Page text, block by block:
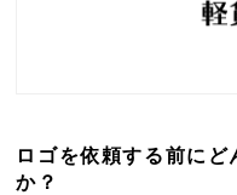
ロゴを依頼する前に
か？